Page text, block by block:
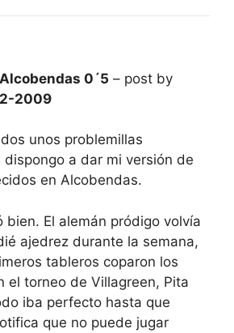
0´5 – post by
2009
unos problemillas
a dar mi versión de
en Alcobendas.
bien. El alemán pródigo volvía
ajedrez durante la semana,
tableros coparon los
el torneo de Villagreen, Pita
iba perfecto hasta que
que no puede jugar